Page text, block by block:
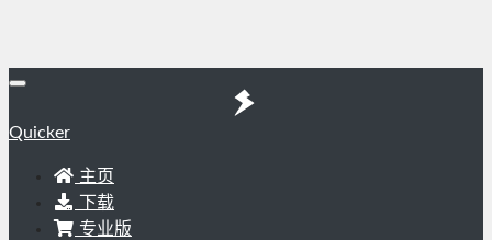
Quicker
主页
下载
专业版